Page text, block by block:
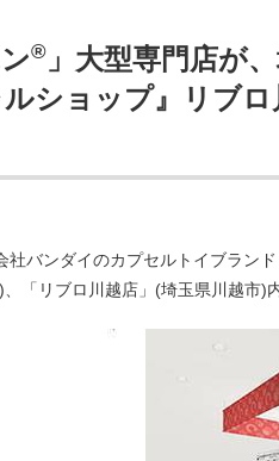
® 」大型専門店が
ショップ』リブ
バンダイのカプセルトイブラン
「リブロ川越店」(埼玉県川越市)